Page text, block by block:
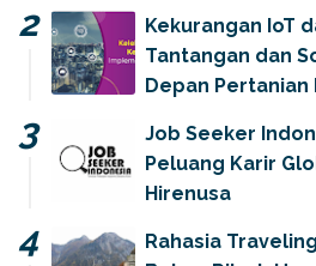
Kekurangan IoT
Tantangan dan
Depan Pertanian
Job Seeker
Peluang Karir
Hirenusa
Rahasia